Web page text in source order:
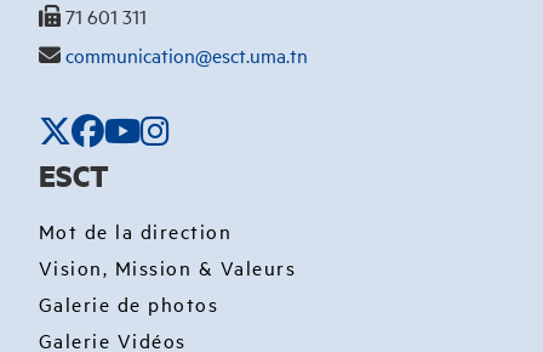
71 601 311
communication@esct.uma.tn
ESCT
Mot de la direction
Vision, Mission & Valeurs
Galerie de photos
Galerie Vidéos